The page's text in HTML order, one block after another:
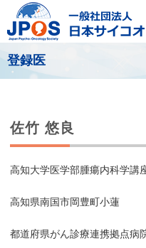
登録医
佐竹 悠良
高知大学医学部腫瘍内科学講
高知県南国市岡豊町小蓮
都道府県がん診療連携拠点病